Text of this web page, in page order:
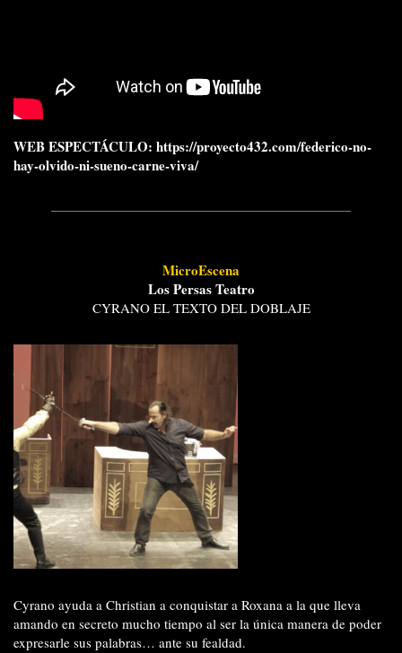
WEB ESPECTÁCULO: https://proyecto432.com/federico-no-
hay-olvido-ni-sueno-carne-viva/
MicroEscena
Los Persas Teatro
CYRANO EL TEXTO DEL DOBLAJE
Cyrano ayuda a Christian a conquistar a Roxana a la que lleva
amando en secreto mucho tiempo al ser la única manera de poder
expresarle sus palabras… ante su fealdad.